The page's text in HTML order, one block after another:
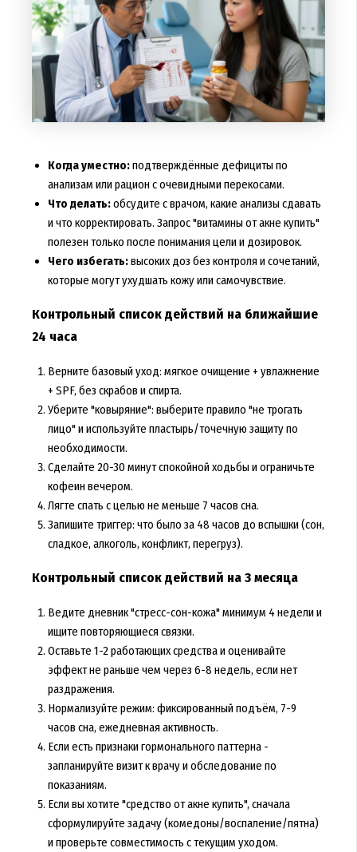
Когда уместно:подтверждённые дефициты по
анализам или рацион с очевидными перекосами.
Что делать:обсудите с врачом, какие анализы сдавать
и что корректировать. Запрос "витамины от акне купить"
полезен только после понимания цели и дозировок.
Чего избегать:высоких доз без контроля и сочетаний,
которые могут ухудшать кожу или самочувствие.
Контрольный список действий на ближайшие
24 часа
Верните базовый уход: мягкое очищение + увлажнение
+ SPF, без скрабов и спирта.
Уберите "ковыряние": выберите правило "не трогать
лицо" и используйте пластырь/точечную защиту по
необходимости.
Сделайте 20-30 минут спокойной ходьбы и ограничьте
кофеин вечером.
Лягте спать с целью не меньше 7 часов сна.
Запишите триггер: что было за 48 часов до вспышки (сон,
сладкое, алкоголь, конфликт, перегруз).
Контрольный список действий на 3 месяца
Ведите дневник "стресс-сон-кожа" минимум 4 недели и
ищите повторяющиеся связки.
Оставьте 1-2 работающих средства и оценивайте
эффект не раньше чем через 6-8 недель, если нет
раздражения.
Нормализуйте режим: фиксированный подъём, 7-9
часов сна, ежедневная активность.
Если есть признаки гормонального паттерна -
запланируйте визит к врачу и обследование по
показаниям.
Если вы хотите "средство от акне купить", сначала
сформулируйте задачу (комедоны/воспаление/пятна)
и проверьте совместимость с текущим уходом.